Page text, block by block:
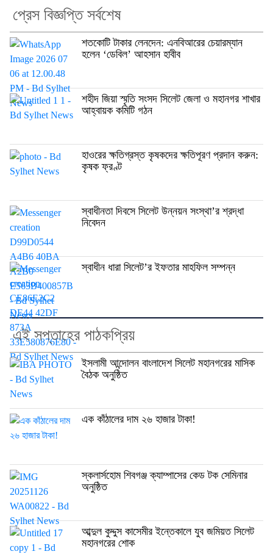
প্রেস বিজ্ঞপ্তি সর্বশেষ
শতকোটি টাকার লেনদেন: এনবিআরের চেয়ারম্যান
হলেন ‘ডেবিল’ আহসান হাবীব
শহীদ জিয়া স্মৃতি সংসদ সিলেট জেলা ও মহানগর শাখার
আহ্বায়ক কমিটি গঠন
হাওরের ক্ষতিগ্রস্ত কৃষকদের ক্ষতিপূরণ প্রদান করুন:
কৃষক ফ্রণ্ট
স্বাধীনতা দিবসে সিলেট উন্নয়ন সংস্থা’র শ্রদ্ধা
নিবেদন
স্বাধীন ধারা সিলেট’র ইফতার মাহফিল সম্পন্ন
এই সপ্তাহের পাঠকপ্রিয়
ইসলামী আন্দোলন বাংলাদেশ সিলেট মহানগরের মাসিক
বৈঠক অনুষ্ঠিত
এক কাঁঠালের দাম ২৬ হাজার টাকা!
স্কলার্সহোম শিবগঞ্জ ক্যাম্পাসের কেড টক সেমিনার
অনুষ্ঠিত
আব্দুল কুদ্দুস কাসেমীর ইন্তেকালে যুব জমিয়ত সিলেট
মহানগরের শোক